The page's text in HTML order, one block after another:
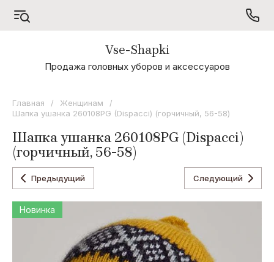
А - Я
Odyssey
Коллекция
Flamenco
Коллекция
Коллекция
Коллекция
Vse-Shapki
Продажа головных уборов и аксессуаров
Главная / Женщинам
/
Шапка ушанка 260108PG (Dispacci) (горчичный, 56-58)
Шапка ушанка 260108PG (Dispacci)
(горчичный, 56-58)
Предыдущий Следующий
Новинка